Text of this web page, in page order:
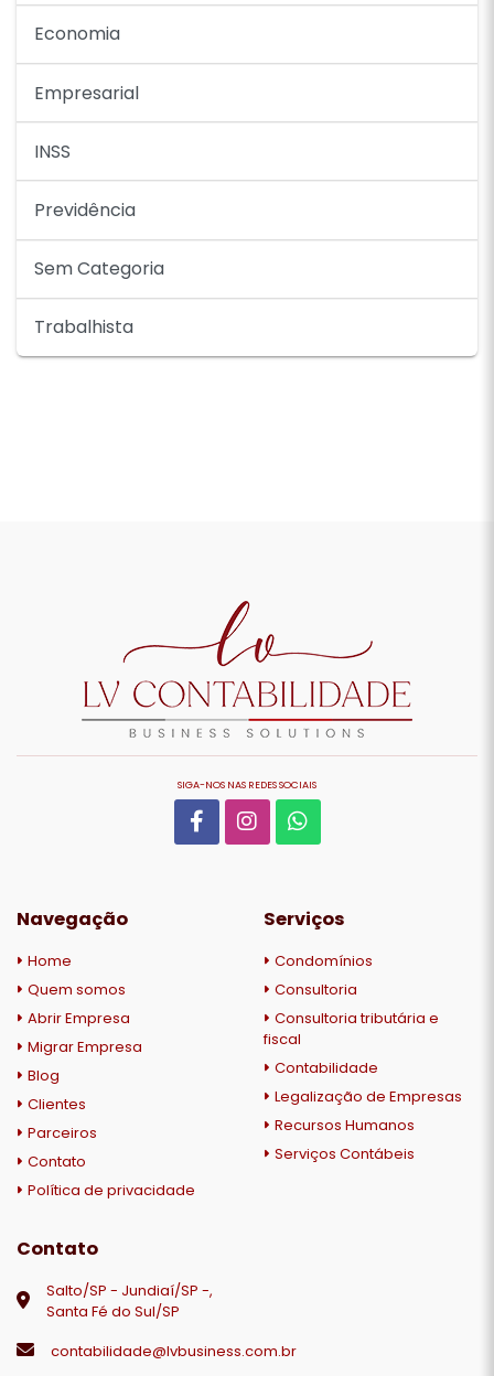
Economia
Empresarial
INSS
Previdência
Sem Categoria
Trabalhista
SIGA-NOS NAS REDES SOCIAIS
Navegação
Home
Quem somos
Abrir Empresa
Migrar Empresa
Blog
Clientes
Parceiros
Contato
Política de privacidade
Serviços
Condomínios
Consultoria
Consultoria tributária e
fiscal
Contabilidade
Legalização de Empresas
Recursos Humanos
Serviços Contábeis
Contato
Salto/SP - Jundiaí/SP -,
Santa Fé do Sul/SP
contabilidade@lvbusiness.com.br